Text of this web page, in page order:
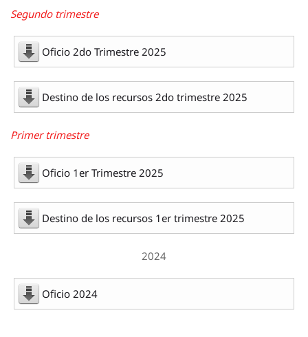
Segundo trimestre
Oficio 2do Trimestre 2025
Destino de los recursos 2do trimestre 2025
Primer trimestre
Oficio 1er Trimestre 2025
Destino de los recursos 1er trimestre 2025
2024
Oficio 2024